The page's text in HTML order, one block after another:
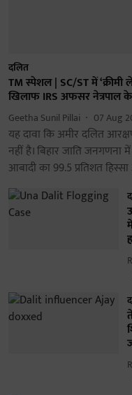
दलित
TM स्पेशल | SC/ST में
खिलाफ IRS अफसर नेत्रपाल
Geetha Sunil Pillai 07 Aug
यह दावा कि अमीर दलित
नहीं है। बिहार जाति
आबादी का 99.5 प्रतिशत